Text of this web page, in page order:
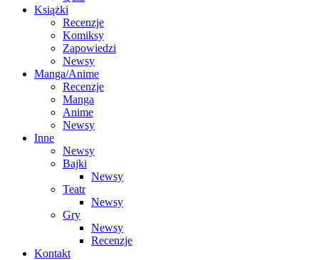
Książki
Recenzje
Komiksy
Zapowiedzi
Newsy
Manga/Anime
Recenzje
Manga
Anime
Newsy
Inne
Newsy
Bajki
Newsy
Teatr
Newsy
Gry
Newsy
Recenzje
Kontakt